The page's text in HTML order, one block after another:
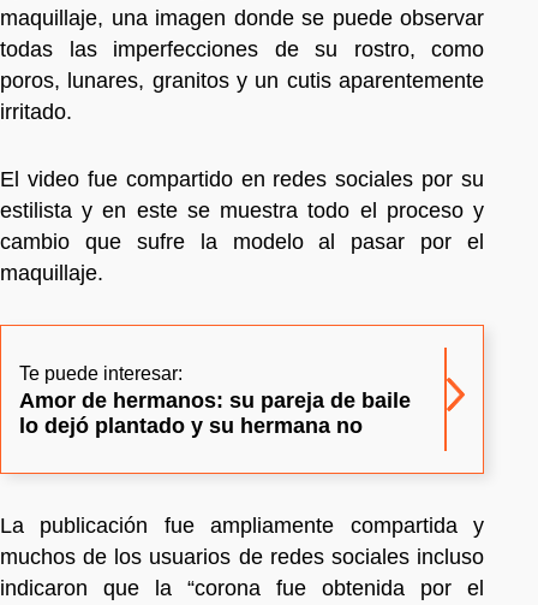
maquillaje, una imagen donde se puede observar
todas las imperfecciones de su rostro, como
poros, lunares, granitos y un cutis aparentemente
irritado.
El video fue compartido en redes sociales por su
estilista y en este se muestra todo el proceso y
cambio que sufre la modelo al pasar por el
maquillaje.
Te puede interesar:
Amor de hermanos: su pareja de baile
lo dejó plantado y su hermana no
La publicación fue ampliamente compartida y
muchos de los usuarios de redes sociales incluso
indicaron que la “corona fue obtenida por el